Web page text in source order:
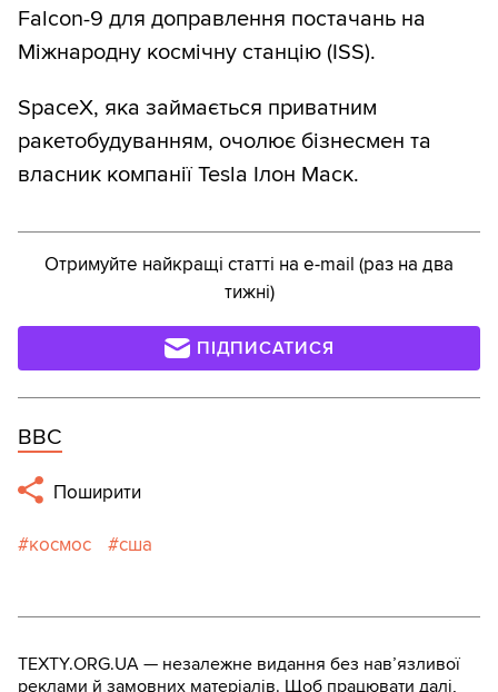
Falcon-9 для доправлення постачань на
Міжнародну космічну станцію (ISS).
SpaceX, яка займається приватним
ракетобудуванням, очолює бізнесмен та
власник компанії Tesla Ілон Маск.
Отримуйте найкращі статті на e-mail (раз на два
тижні)
ПІДПИСАТИСЯ
BBC
Поширити
космос сша
TEXTY.ORG.UA — незалежне видання без навʼязливої
реклами й замовних матеріалів. Щоб працювати далі,